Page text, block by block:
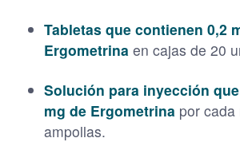
Tabletas que contienen 0,2
Ergometrina en cajas de 20
Solución para inyección
mg de Ergometrina por
ampollas.